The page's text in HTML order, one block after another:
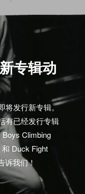
专辑动
将发行新专辑。
有已经发行专辑
Boys Climbing
Duck Fight
诉我们！